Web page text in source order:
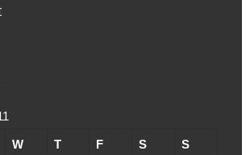
W T F S S